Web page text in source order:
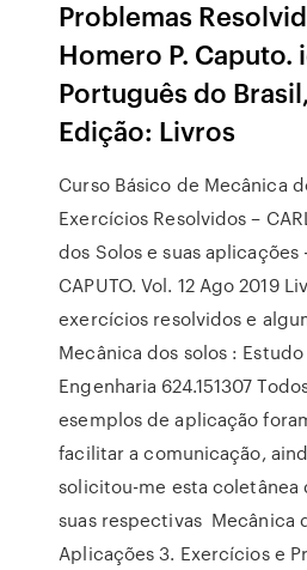
Problemas
Homero P. Caputo.
Português do
Edição: Livros
Curso Básico de Mecânica
Exercícios Resolvidos –
dos Solos e suas aplicações
CAPUTO. Vol. 12 Ago 2019
exercícios resolvidos e
Mecânica dos solos : Estudo
Engenharia 624.151307
esemplos de aplicação
facilitar a comunicação,
solicitou-me esta coletânea
suas respectivas Mecânica
Aplicações 3. Exercícios e